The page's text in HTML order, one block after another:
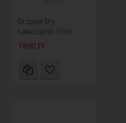
Dropper Dry -
Lakkszárító 15ml
1890 Ft